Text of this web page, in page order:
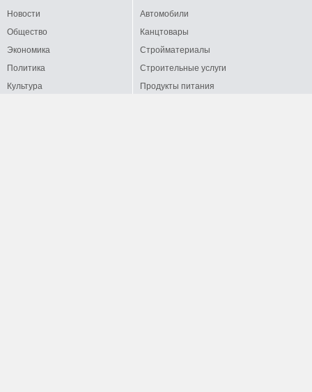
Новости
Общество
Экономика
Политика
Культура
Автомобили
Канцтовары
Стройматериалы
Строительные услуги
Продукты питания